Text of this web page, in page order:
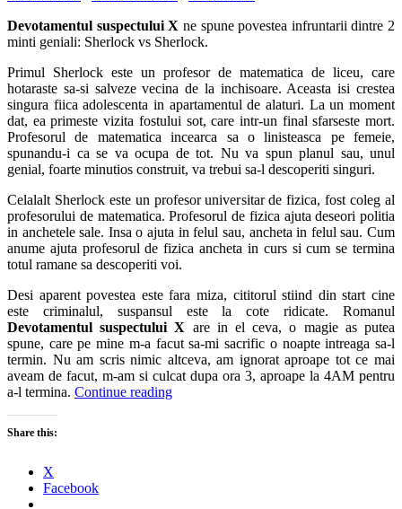
Devotamentul suspectului X ne spune povestea infruntarii dintre 2
minti geniali: Sherlock vs Sherlock.
Primul Sherlock este un profesor de matematica de liceu, care
hotaraste sa-si salveze vecina de la inchisoare. Aceasta isi crestea
singura fiica adolescenta in apartamentul de alaturi. La un moment
dat, ea primeste vizita fostului sot, care intr-un final sfarseste mort.
Profesorul de matematica incearca sa o linisteasca pe femeie,
spunandu-i ca se va ocupa de tot. Nu va spun planul sau, unul
genial, foarte minutios construit, va trebui sa-l descoperiti singuri.
Celalalt Sherlock este un profesor universitar de fizica, fost coleg al
profesorului de matematica. Profesorul de fizica ajuta deseori politia
in anchetele sale. Insa o ajuta in felul sau, ancheta in felul sau. Cum
anume ajuta profesorul de fizica ancheta in curs si cum se termina
totul ramane sa descoperiti voi.
Desi aparent povestea este fara miza, cititorul stiind din start cine
este criminalul, suspansul este la cote ridicate. Romanul
Devotamentul suspectului X are in el ceva, o magie as putea
spune, care pe mine m-a facut sa-mi sacrific o noapte intreaga sa-l
termin. Nu am scris nimic altceva, am ignorat aproape tot ce mai
aveam de facut, m-am si culcat dupa ora 3, aproape la 4AM pentru
a-l termina. Continue reading
Share this:
X
Facebook